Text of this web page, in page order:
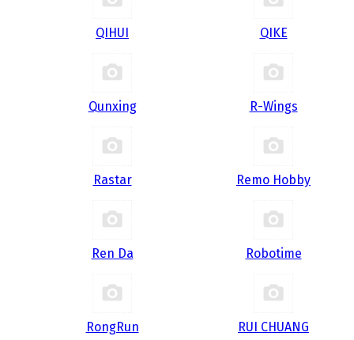
QIHUI QIKE
Qunxing R-Wings
Rastar Remo Hobby
Ren Da Robotime
RongRun RUI CHUANG